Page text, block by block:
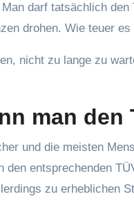
darf tatsächlich
drohen. Wie teuer
nicht zu lange zu
man den
und die meisten
entsprechenden
zu erheblichen